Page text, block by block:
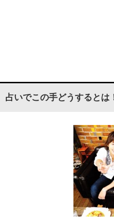
占いでこの手どうするとは